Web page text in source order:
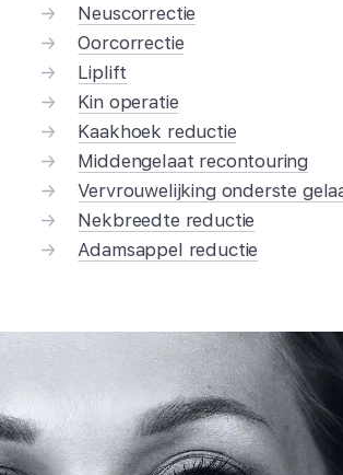
Neuscorrectie
Oorcorrectie
Liplift
Kin operatie
Kaakhoek reductie
Middengelaat recontouring
Vervrouwelijking onderste
Nekbreedte reductie
Adamsappel reductie